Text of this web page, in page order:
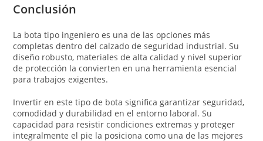
Conclusión
La bota tipo ingeniero es una de las opciones más
completas dentro del calzado de seguridad industrial. Su
diseño robusto, materiales de alta calidad y nivel superior
de protección la convierten en una herramienta esencial
para trabajos exigentes.
Invertir en este tipo de bota significa garantizar seguridad,
comodidad y durabilidad en el entorno laboral. Su
capacidad para resistir condiciones extremas y proteger
integralmente el pie la posiciona como una de las mejores